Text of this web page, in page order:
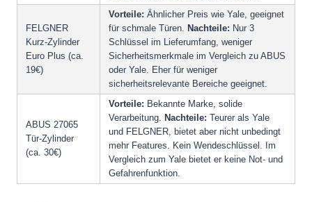
FELGNER
Kurz-Zylinder
Euro Plus (ca.
19€)
Vorteile: Ähnlicher Preis wie Yale, geeignet
für schmale Türen. Nachteile: Nur 3
Schlüssel im Lieferumfang, weniger
Sicherheitsmerkmale im Vergleich zu ABUS
oder Yale. Eher für weniger
sicherheitsrelevante Bereiche geeignet.
ABUS 27065
Tür-Zylinder
(ca. 30€)
Vorteile: Bekannte Marke, solide
Verarbeitung. Nachteile: Teurer als Yale
und FELGNER, bietet aber nicht unbedingt
mehr Features. Kein Wendeschlüssel. Im
Vergleich zum Yale bietet er keine Not- und
Gefahrenfunktion.